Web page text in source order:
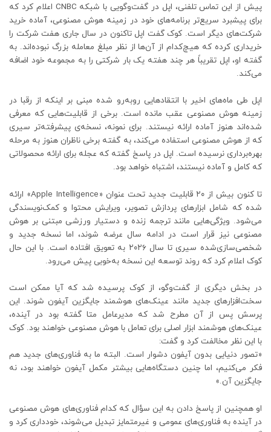
پیش از این تماس تلفنی، اپل در گفت‌وگویی با شبکه CNBC اعلام کرد که
برای پیشبرد سریع‌تر برنامه‌های خود در زمینه هوش مصنوعی، آماده خرید
شرکت‌های دیگر است. کوک گفت اپل تاکنون در سال جاری هفت شرکت را
خریداری کرده که هیچ‌کدام از آن‌ها از نظر مبلغ معامله بزرگ نبوده‌اند. به
گفته او، اپل تقریباً هر چند هفته یک بار شرکتی را به مجموعه خود اضافه
می‌کند.
اپل طی ماه‌های اخیر با انتقادهایی روبه‌رو شده مبنی بر اینکه از رقبا در
زمینه هوش مصنوعی عقب مانده است. برخی از قابلیت‌هایی که معرفی
شده‌اند هنوز آماده ارائه نیستند. برای نمونه، نسخه‌ی پیشرفته‌تر سیری
که از هوش مصنوعی استفاده می‌کند، به گفته برخی ناظران هنوز به مرحله
بهره‌برداری نرسیده است. اپل در پاسخ گفته که عجله برای ارائه محصولاتی
که کامل و آماده نیستند، اشتباه خواهد بود.
تا کنون بیش از ۲۰ قابلیت جدید تحت عنوان «Apple Intelligence» ارائه
شده که شامل ابزارهای پردازش تصویر، ویرایش محتوا و کمک‌نویسندگی
می‌شود. ویژگی‌هایی مانند ترجمه زنده و دستیار ورزشی مبتنی بر هوش
مصنوعی نیز قرار است در ادامه سال عرضه شوند، اما نسخه جدید و
شخصی‌سازی‌شده سیری تا سال ۲۰۲۶ به تعویق افتاده است. با این حال
کوک اعلام کرد که روند توسعه این نسخه به‌خوبی پیش می‌رود.
در بخش دیگری از گفت‌وگو، از کوک پرسیده شد که آیا ممکن است
سخت‌افزارهای جدید مانند عینک‌های هوشمند جایگزین آیفون شوند. این
پرسش پس از آن مطرح شد که مدیرعامل متا گفته بود در آینده،
عینک‌های هوشمند ابزار اصلی برای تعامل با هوش مصنوعی خواهند بود. کوک
با این نظر مخالفت کرد و گفت:
«تصور دنیایی بدون آیفون دشوار است. البته ما به فناوری‌های جدید هم
فکر می‌کنیم، اما چنین دستگاه‌هایی بیشتر مکمل آیفون خواهند بود، نه
جایگزین آن.»
او همچنین از پاسخ دادن به این سؤال که کدام فناوری‌های هوش مصنوعی
در آینده به فناوری‌های عمومی و غیرمتمایز تبدیل می‌شوند، خودداری کرد و